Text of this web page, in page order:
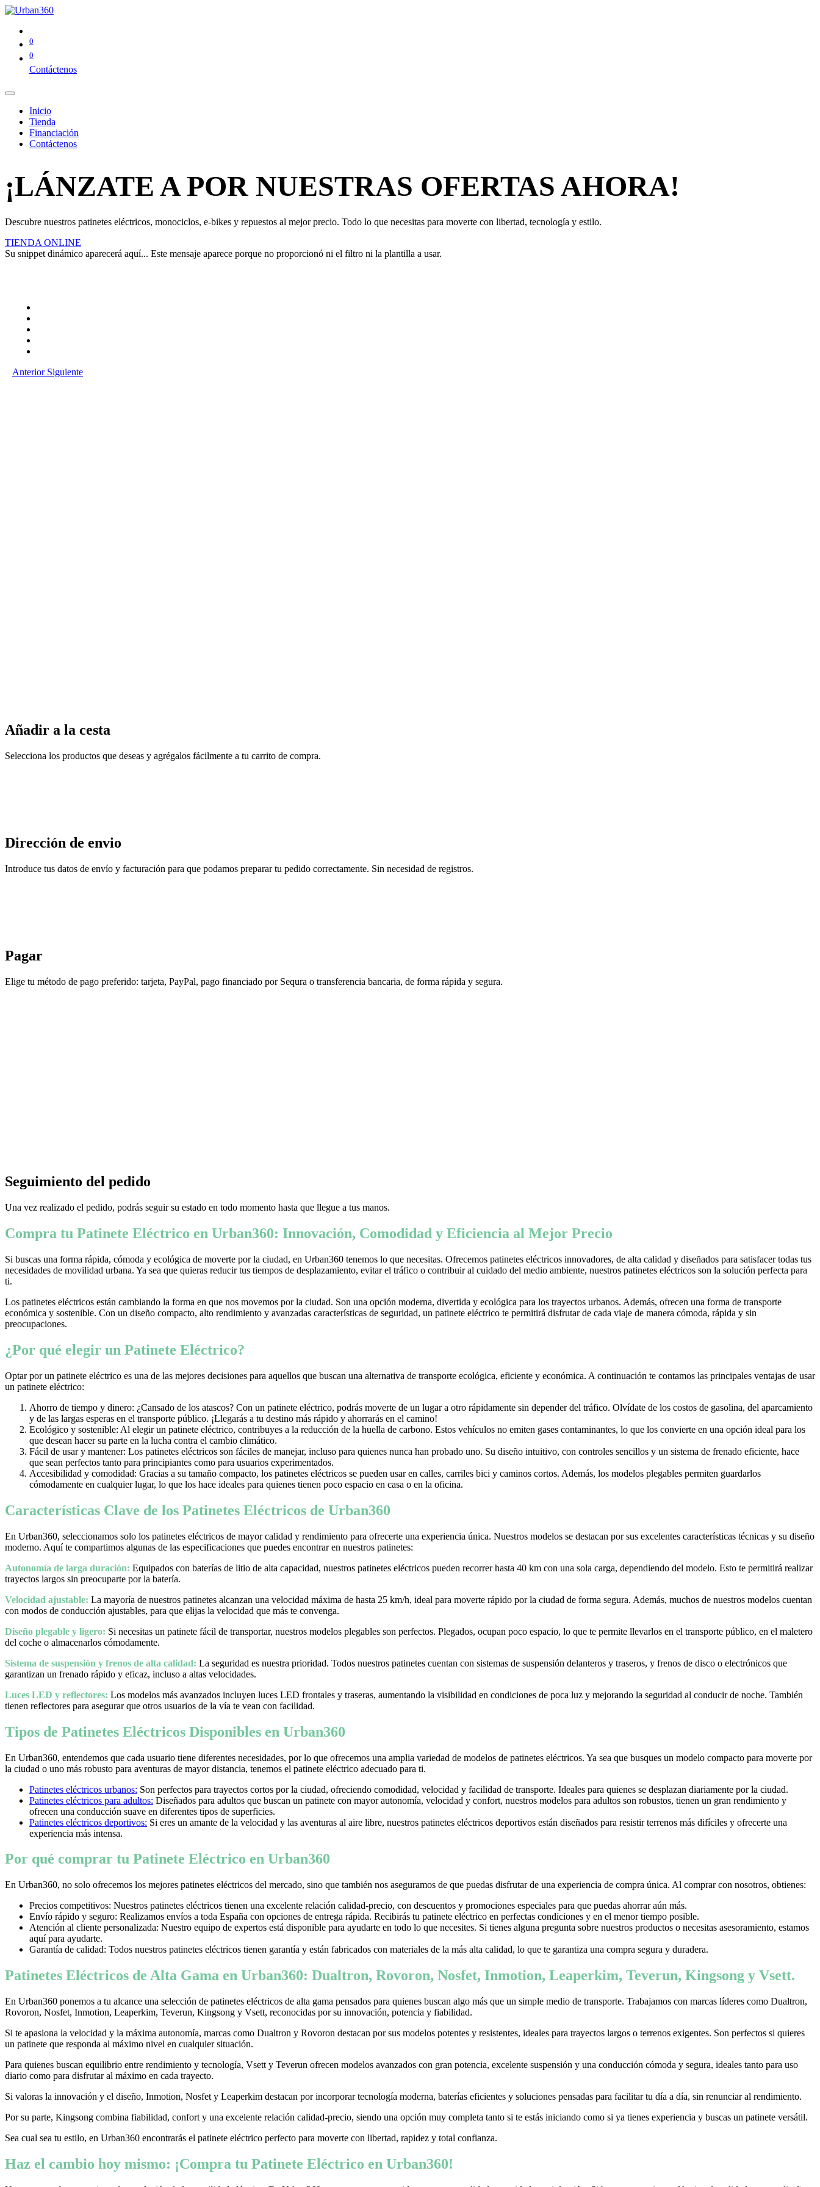
0
0
Contáctenos
Inicio
Tienda
Financiación
Contáctenos
¡LÁNZATE A POR NUESTRAS OFERTAS AHORA!
Descubre nuestros patinetes eléctricos, monociclos, e-bikes y repuestos al mejor precio. Todo lo que necesitas para moverte con libertad, tecnología y estilo.
TIENDA ONLINE
Su snippet dinámico aparecerá aquí... Este mensaje aparece porque no proporcionó ni el filtro ni la plantilla a usar.
Anterior Siguiente
Añadir a la cesta
Selecciona los productos que deseas y agrégalos fácilmente a tu carrito de compra.
Dirección de envio
Introduce tus datos de envío y facturación para que podamos preparar tu pedido correctamente. Sin necesidad de registros.
Pagar
Elige tu método de pago preferido: tarjeta, PayPal, pago financiado por Sequra o transferencia bancaria, de forma rápida y segura.
Seguimiento del pedido
Una vez realizado el pedido, podrás seguir su estado en todo momento hasta que llegue a tus manos.
Compra tu Patinete Eléctrico en Urban360: Innovación, Comodidad y Eficiencia al Mejor Precio
Si buscas una forma rápida, cómoda y ecológica de moverte por la ciudad, en Urban360 tenemos lo que necesitas. Ofrecemos patinetes eléctricos innovadores, de alta calidad y diseñados para satisfacer todas tus
necesidades de movilidad urbana. Ya sea que quieras reducir tus tiempos de desplazamiento, evitar el tráfico o contribuir al cuidado del medio ambiente, nuestros patinetes eléctricos son la solución perfecta para
ti.
Los patinetes eléctricos están cambiando la forma en que nos movemos por la ciudad. Son una opción moderna, divertida y ecológica para los trayectos urbanos. Además, ofrecen una forma de transporte
económica y sostenible. Con un diseño compacto, alto rendimiento y avanzadas características de seguridad, un patinete eléctrico te permitirá disfrutar de cada viaje de manera cómoda, rápida y sin
preocupaciones.
¿Por qué elegir un Patinete Eléctrico?
Optar por un patinete eléctrico es una de las mejores decisiones para aquellos que buscan una alternativa de transporte ecológica, eficiente y económica. A continuación te contamos las principales ventajas de usar
un patinete eléctrico:
Ahorro de tiempo y dinero: ¿Cansado de los atascos? Con un patinete eléctrico, podrás moverte de un lugar a otro rápidamente sin depender del tráfico. Olvídate de los costos de gasolina, del aparcamiento
y de las largas esperas en el transporte público. ¡Llegarás a tu destino más rápido y ahorrarás en el camino!
Ecológico y sostenible: Al elegir un patinete eléctrico, contribuyes a la reducción de la huella de carbono. Estos vehículos no emiten gases contaminantes, lo que los convierte en una opción ideal para los
que desean hacer su parte en la lucha contra el cambio climático.
Fácil de usar y mantener: Los patinetes eléctricos son fáciles de manejar, incluso para quienes nunca han probado uno. Su diseño intuitivo, con controles sencillos y un sistema de frenado eficiente, hace
que sean perfectos tanto para principiantes como para usuarios experimentados.
Accesibilidad y comodidad: Gracias a su tamaño compacto, los patinetes eléctricos se pueden usar en calles, carriles bici y caminos cortos. Además, los modelos plegables permiten guardarlos
cómodamente en cualquier lugar, lo que los hace ideales para quienes tienen poco espacio en casa o en la oficina.
Características Clave de los Patinetes Eléctricos de Urban360
En Urban360, seleccionamos solo los patinetes eléctricos de mayor calidad y rendimiento para ofrecerte una experiencia única. Nuestros modelos se destacan por sus excelentes características técnicas y su diseño
moderno. Aquí te compartimos algunas de las especificaciones que puedes encontrar en nuestros patinetes:
Autonomía de larga duración: Equipados con baterías de litio de alta capacidad, nuestros patinetes eléctricos pueden recorrer hasta 40 km con una sola carga, dependiendo del modelo. Esto te permitirá realizar
trayectos largos sin preocuparte por la batería.
Velocidad ajustable: La mayoría de nuestros patinetes alcanzan una velocidad máxima de hasta 25 km/h, ideal para moverte rápido por la ciudad de forma segura. Además, muchos de nuestros modelos cuentan
con modos de conducción ajustables, para que elijas la velocidad que más te convenga.
Diseño plegable y ligero: Si necesitas un patinete fácil de transportar, nuestros modelos plegables son perfectos. Plegados, ocupan poco espacio, lo que te permite llevarlos en el transporte público, en el maletero
del coche o almacenarlos cómodamente.
Sistema de suspensión y frenos de alta calidad: La seguridad es nuestra prioridad. Todos nuestros patinetes cuentan con sistemas de suspensión delanteros y traseros, y frenos de disco o electrónicos que
garantizan un frenado rápido y eficaz, incluso a altas velocidades.
Luces LED y reflectores: Los modelos más avanzados incluyen luces LED frontales y traseras, aumentando la visibilidad en condiciones de poca luz y mejorando la seguridad al conducir de noche. También
tienen reflectores para asegurar que otros usuarios de la vía te vean con facilidad.
Tipos de Patinetes Eléctricos Disponibles en Urban360
En Urban360, entendemos que cada usuario tiene diferentes necesidades, por lo que ofrecemos una amplia variedad de modelos de patinetes eléctricos. Ya sea que busques un modelo compacto para moverte por
la ciudad o uno más robusto para aventuras de mayor distancia, tenemos el patinete eléctrico adecuado para ti.
Patinetes eléctricos urbanos: Son perfectos para trayectos cortos por la ciudad, ofreciendo comodidad, velocidad y facilidad de transporte. Ideales para quienes se desplazan diariamente por la ciudad.
Patinetes eléctricos para adultos: Diseñados para adultos que buscan un patinete con mayor autonomía, velocidad y confort, nuestros modelos para adultos son robustos, tienen un gran rendimiento y
ofrecen una conducción suave en diferentes tipos de superficies.
Patinetes eléctricos deportivos: Si eres un amante de la velocidad y las aventuras al aire libre, nuestros patinetes eléctricos deportivos están diseñados para resistir terrenos más difíciles y ofrecerte una
experiencia más intensa.
Por qué comprar tu Patinete Eléctrico en Urban360
En Urban360, no solo ofrecemos los mejores patinetes eléctricos del mercado, sino que también nos aseguramos de que puedas disfrutar de una experiencia de compra única. Al comprar con nosotros, obtienes:
Precios competitivos: Nuestros patinetes eléctricos tienen una excelente relación calidad-precio, con descuentos y promociones especiales para que puedas ahorrar aún más.
Envío rápido y seguro: Realizamos envíos a toda España con opciones de entrega rápida. Recibirás tu patinete eléctrico en perfectas condiciones y en el menor tiempo posible.
Atención al cliente personalizada: Nuestro equipo de expertos está disponible para ayudarte en todo lo que necesites. Si tienes alguna pregunta sobre nuestros productos o necesitas asesoramiento, estamos
aquí para ayudarte.
Garantía de calidad: Todos nuestros patinetes eléctricos tienen garantía y están fabricados con materiales de la más alta calidad, lo que te garantiza una compra segura y duradera.
Patinetes Eléctricos de Alta Gama en Urban360: Dualtron, Rovoron, Nosfet, Inmotion, Leaperkim, Teverun, Kingsong y Vsett.
En Urban360 ponemos a tu alcance una selección de patinetes eléctricos de alta gama pensados para quienes buscan algo más que un simple medio de transporte. Trabajamos con marcas líderes como Dualtron,
Rovoron, Nosfet, Inmotion, Leaperkim, Teverun, Kingsong y Vsett, reconocidas por su innovación, potencia y fiabilidad.
Si te apasiona la velocidad y la máxima autonomía, marcas como Dualtron y Rovoron destacan por sus modelos potentes y resistentes, ideales para trayectos largos o terrenos exigentes. Son perfectos si quieres
un patinete que responda al máximo nivel en cualquier situación.
Para quienes buscan equilibrio entre rendimiento y tecnología, Vsett y Teverun ofrecen modelos avanzados con gran potencia, excelente suspensión y una conducción cómoda y segura, ideales tanto para uso
diario como para disfrutar al máximo en cada trayecto.
Si valoras la innovación y el diseño, Inmotion, Nosfet y Leaperkim destacan por incorporar tecnología moderna, baterías eficientes y soluciones pensadas para facilitar tu día a día, sin renunciar al rendimiento.
Por su parte, Kingsong combina fiabilidad, confort y una excelente relación calidad-precio, siendo una opción muy completa tanto si te estás iniciando como si ya tienes experiencia y buscas un patinete versátil.
Sea cual sea tu estilo, en Urban360 encontrarás el patinete eléctrico perfecto para moverte con libertad, rapidez y total confianza.
Haz el cambio hoy mismo: ¡Compra tu Patinete Eléctrico en Urban360!